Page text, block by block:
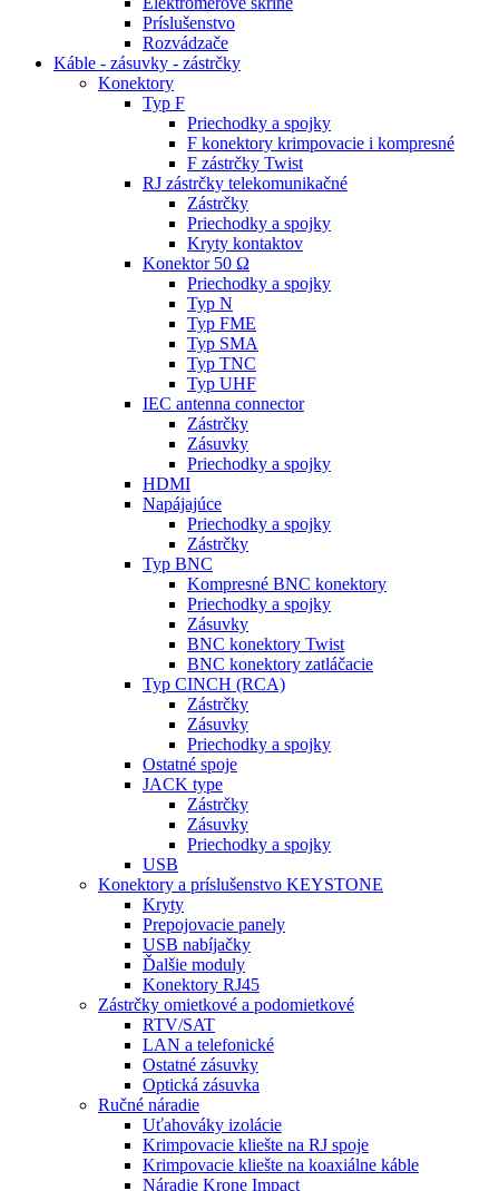
Príslušenstvo
Rozvádzače
Káble - zásuvky - zástrčky
Konektory
Typ F
Priechodky a spojky
F konektory krimpovacie i kompresné
F zástrčky Twist
RJ zástrčky telekomunikačné
Zástrčky
Priechodky a spojky
Kryty kontaktov
Konektor 50 Ω
Priechodky a spojky
Typ N
Typ FME
Typ SMA
Typ TNC
Typ UHF
IEC antenna connector
Zástrčky
Zásuvky
Priechodky a spojky
HDMI
Napájajúce
Priechodky a spojky
Zástrčky
Typ BNC
Kompresné BNC konektory
Priechodky a spojky
Zásuvky
BNC konektory Twist
BNC konektory zatláčacie
Typ CINCH (RCA)
Zástrčky
Zásuvky
Priechodky a spojky
Ostatné spoje
JACK type
Zástrčky
Zásuvky
Priechodky a spojky
USB
Konektory a príslušenstvo KEYSTONE
Kryty
Prepojovacie panely
USB nabíjačky
Ďalšie moduly
Konektory RJ45
Zástrčky omietkové a podomietkové
RTV/SAT
LAN a telefonické
Ostatné zásuvky
Optická zásuvka
Ručné náradie
Uťahováky izolácie
Krimpovacie kliešte na RJ spoje
Krimpovacie kliešte na koaxiálne káble
Náradie Krone Impact